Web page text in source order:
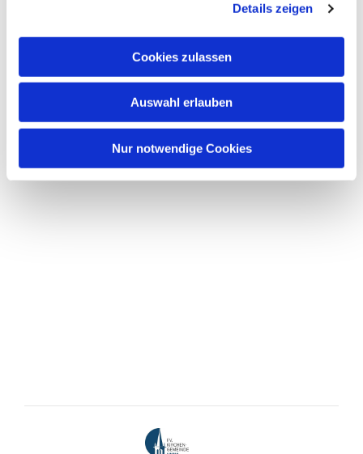
Details zeigen
Cookies zulassen
Auswahl erlauben
Nur notwendige Cookies